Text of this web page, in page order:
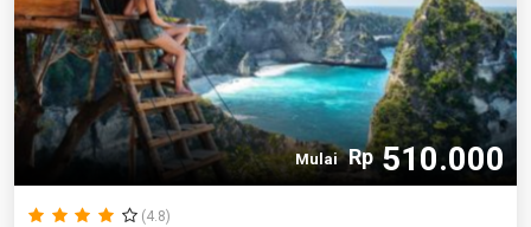
Mulai Rp510.000
(4.8)